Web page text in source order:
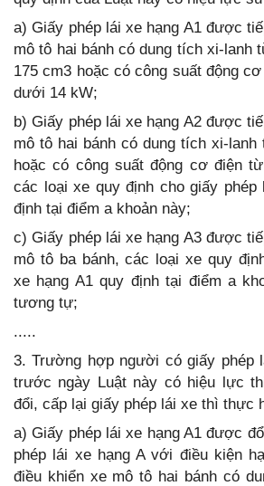
a) Giấy phép lái xe hạng A1 được
mô tô hai bánh có dung tích xi-lanh
175 cm3 hoặc có công suất động
dưới 14 kW;
b) Giấy phép lái xe hạng A2 được
mô tô hai bánh có dung tích xi-
hoặc có công suất động cơ điện
các loại xe quy định cho giấy phép
định tại điểm a khoản này;
c) Giấy phép lái xe hạng A3 được
mô tô ba bánh, các loại xe quy
xe hạng A1 quy định tại điểm a
tương tự;
.....
3. Trường hợp người có giấy phép
trước ngày Luật này có hiệu lực
đổi, cấp lại giấy phép lái xe thì thực
a) Giấy phép lái xe hạng A1 được
phép lái xe hạng A với điều kiện
điều khiển xe mô tô hai bánh có